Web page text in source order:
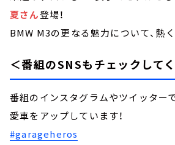
夏さん登場！
BMW M3の更なる魅力について、熱く
＜番組のSNSもチェックして
番組のインスタグラムやツイッター
愛車をアップしています！
#garageheros